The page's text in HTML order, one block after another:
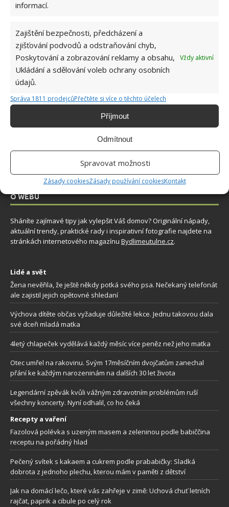
informací.
Zajištění bezpečnosti, předcházení a
zjišťování podvodů a odstraňování chyb,
Poskytování a zobrazování reklamy a obsahu,
Ukládání a sdělování voleb ochrany osobních
údajů.
Vždy aktivní
Správa 1811 prodejcůPřečtěte si více o těchto účelech
Příjmout
Odmítnout
Spravovat možnosti
Zásady cookiesZásady používání cookiesKontakt
větrání
8.8.2026
Okurky a kopr se perfektně doplňují na zahradě
8.8.2026
O WEBU
Sháníte zajímavé tipy jak vylepšit Váš domov? Originální nápady,
aktuální trendy, praktické rady i inspirativní fotografie najdete na
stránkách internetového magazínu Bydlimeutulne.cz.
Lidé a svět
Žena nevěřila, že ještě někdy potká svého psa. Nečekaný telefonát
ale zajistil jejich opětovné shledaní
Výchova dítěte občas vyžaduje důležité lekce. Jednu takovou dala
své dceři mladá matka
4letý chlapeček vydělává každý měsíc více peněz než jeho matka
Otec umřel na rakovinu. Svým 17měsíčním dvojčatům zanechal
přání ke každým narozeninám na dalších 30 let života
Legendární zpěvák kvůli vážným zdravotním problémům ruší
všechny koncerty. Nyní odhalil, co ho čeká
Recepty a vaření
Fazolová polévka s uzeným masem a zeleninou podle babiččina
receptu na pořádný hlad
Pečený svítek s kakaem a cukrem podle prababičky: Sladká
dobrota z jednoho plechu, kterou mám v paměti z dětství
Jak na domácí lečo, které vás zahřeje v zimě: Uchová chuť letních
rajčat, paprik a cibule po celý rok